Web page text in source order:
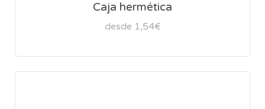
Caja hermética
desde 1,54€